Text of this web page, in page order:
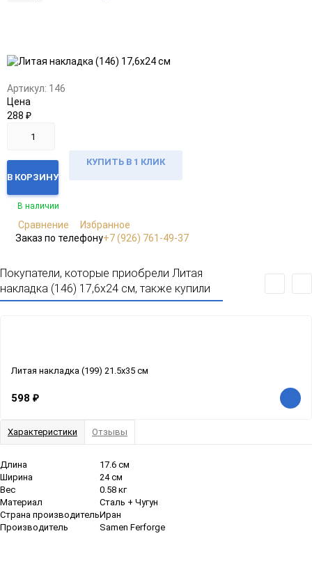
в
к
Артикул: 146
Цена
288 ₽
В КОРЗИНУ
КУПИТЬ В 1 КЛИК
В наличии
Сравнение
Избранное
Заказ по телефону+7 (926) 761-49-37
Покупатели, которые приобрели Литая
накладка (146) 17,6x24 см, также купили
Литая накладка (199) 21.5x35 см
598 ₽
Характеристики Отзывы
Длина
17.6 см
Ширина
24 см
Вес
0.58 кг
Материал
Сталь + Чугун
Страна производительИран
Производитель
Samen Ferforge